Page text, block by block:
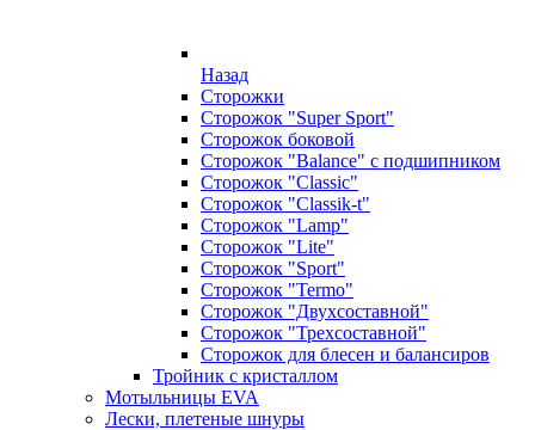
Назад
Сторожки
Сторожок "Super Sport"
Сторожок боковой
Сторожок "Balance" с подшипником
Сторожок "Classic"
Сторожок "Classik-t"
Сторожок "Lamp"
Сторожок "Lite"
Сторожок "Sport"
Сторожок "Termo"
Сторожок "Двухсоставной"
Сторожок "Трехсоставной"
Сторожок для блесен и балансиров
Тройник с кристаллом
Мотыльницы EVA
Лески, плетеные шнуры